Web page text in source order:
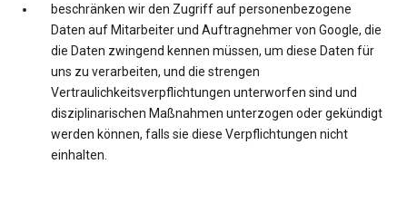
beschränken wir den Zugriff auf personenbezogene
Daten auf Mitarbeiter und Auftragnehmer von Google, die
die Daten zwingend kennen müssen, um diese Daten für
uns zu verarbeiten, und die strengen
Vertraulichkeitsverpflichtungen unterworfen sind und
disziplinarischen Maßnahmen unterzogen oder gekündigt
werden können, falls sie diese Verpflichtungen nicht
einhalten.